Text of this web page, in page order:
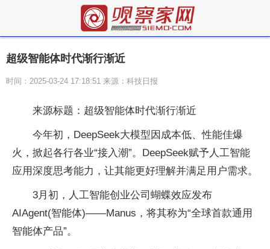
超级智能体时代渐行渐近
时间：2025-03-24 17:18:51 来源：科技日报
来源标题：超级智能体时代渐行渐近
今年初，DeepSeek大模型因成本低、性能佳爆
火，掀起各行各业“接入潮”。DeepSeek赋予人工智能
应用深度思考能力，让其能更好理解并满足用户需求。
3月初，人工智能创业公司蝴蝶效应发布
AIAgent(智能体)——Manus，将其称为“全球首款通用
智能体产品”。